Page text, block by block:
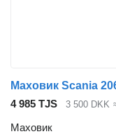
Маховик Scania
4 985 TJS
3 500 DKK
Маховик